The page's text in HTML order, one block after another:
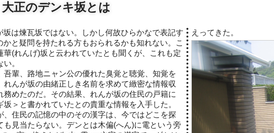
正のデンキ坂とは
かと疑問を持たれる方もおられるかも知れない。こ
華(れんげ)坂と云われていたとも聞くが、これも定
。
吾輩、路地ニャン公の優れた臭覚と聴覚、知覚を
れんが坂の由緒正しき名前を求めて緻密な情報収
務めたのだ。その結果、れんが坂の住民の戸籍に
坂＞と書かれていたとの貴重な情報を入手した。
、住民の記憶の中のその漢字は、今ではどこを探
も見当たらない。デンとは木偏(へん)に電という旁
えってきた。